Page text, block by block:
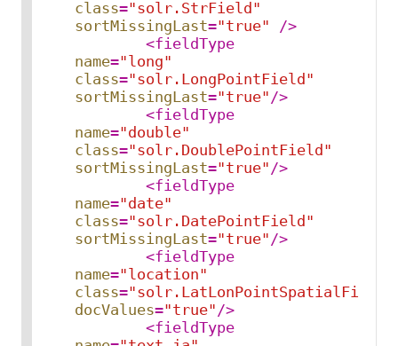
class="solr.StrField"
sortMissingLast="true" />
<fieldType
name="long"
class="solr.LongPointField"
sortMissingLast="true" />
<fieldType
name="double"
class="solr.DoublePointField"
sortMissingLast="true" />
<fieldType
name="date"
class="solr.DatePointField"
sortMissingLast="true" />
<fieldType
name="location"
class="solr.LatLonPointSpatialField"
docValues="true" />
<fieldType